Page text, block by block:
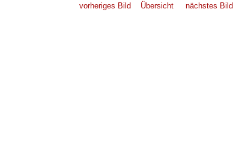
vorheriges Bild Übersicht nächstes Bild